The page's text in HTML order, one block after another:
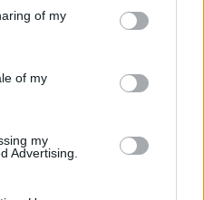
of my
of my
my
Advertising.
Civic Aerodeck
onsdag 20:48 Projekt
Model T 1923